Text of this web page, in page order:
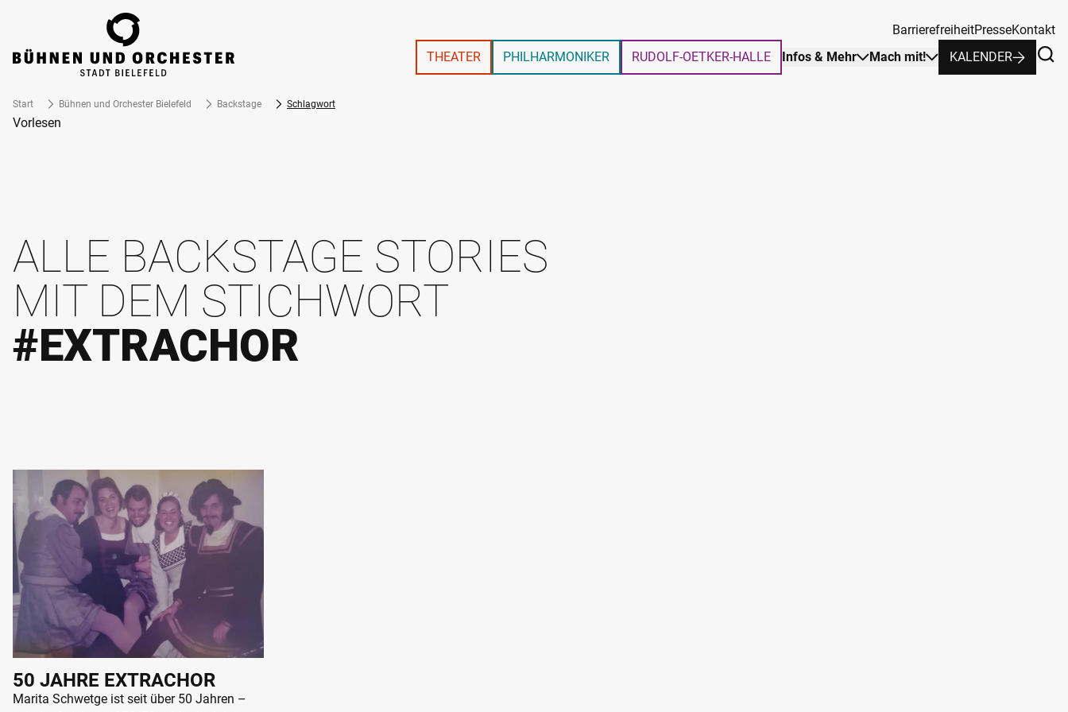
ZUM HAUPTINHALT SPRINGEN
THEATER PHILHARMONIKER RUDOLF-OETKER-HALLE Infos & Mehr Mach mit! KALENDER
BarrierefreiheitPresseKontakt
Start Bühnen und Orchester Bielefeld Backstage Schlagwort
Vorlesen
ALLE BACKSTAGE STORIES
MIT DEM STICHWORT
#EXTRACHOR
50 JAHRE EXTRACHOR
Marita Schwetge ist seit über 50 Jahren –